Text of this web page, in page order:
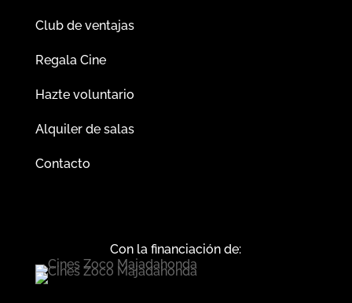
Club de ventajas
Regala Cine
Hazte voluntario
Alquiler de salas
Contacto
Con la financiación de: